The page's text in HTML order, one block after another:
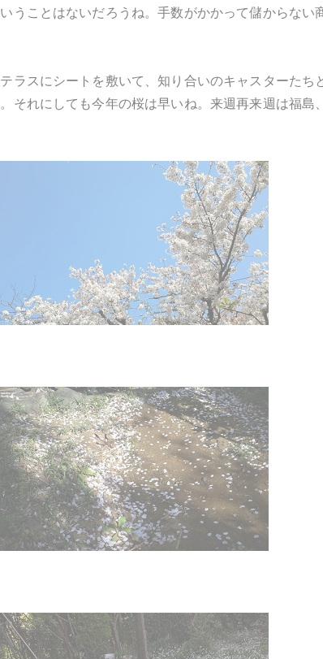
うことはないだろうね。手数がかかって儲からない
ラスにシートを敷いて、知り合いのキャスターたち
それにしても今年の桜は早いね。来週再来週は福島